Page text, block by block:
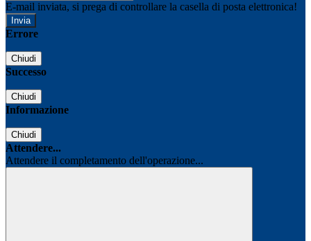
E-mail inviata, si prega di controllare la casella di posta elettronica!
Errore
Chiudi
Successo
Chiudi
Informazione
Chiudi
Attendere...
Attendere il completamento dell'operazione...